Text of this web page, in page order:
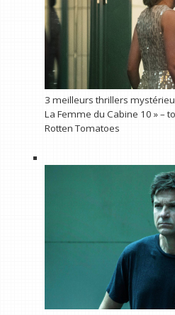
3 meilleurs thrillers
La Femme du Cabine 10 » –
Rotten Tomatoes